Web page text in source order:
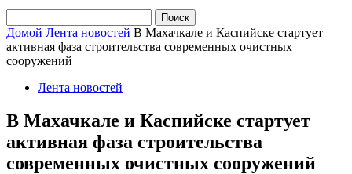
Домой Лента новостей В Махачкале и Каспийске стартует
активная фаза строительства современных очистных
сооружений
Лента новостей
В Махачкале и Каспийске стартует
активная фаза строительства
современных очистных сооружений